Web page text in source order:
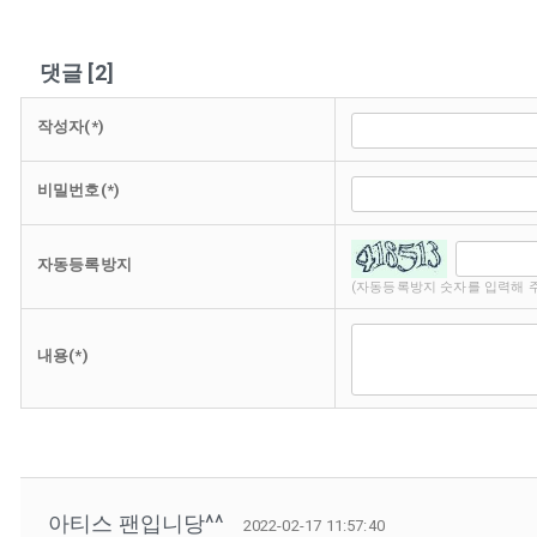
댓글 [2]
작성자(*)
비밀번호(*)
자동등록방지
(자동등록방지 숫자를 입력해
내용(*)
아티스 팬입니당^^ 2022-02-17 11:57:40